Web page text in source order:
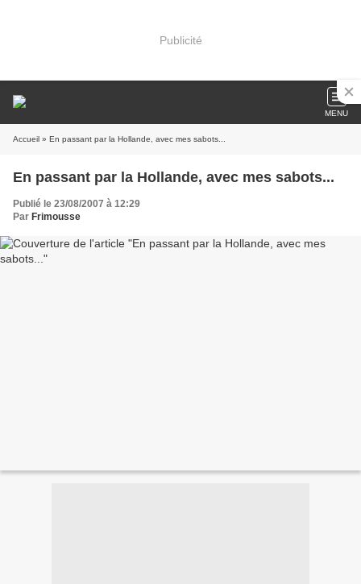
Publicité
MENU
Accueil » En passant par la Hollande, avec mes sabots...
En passant par la Hollande, avec mes sabots...
Publié le 23/08/2007 à 12:29
Par Frimousse